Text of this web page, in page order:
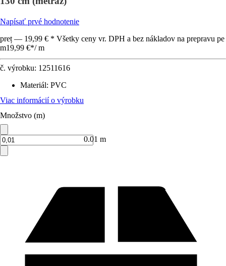
Napísať prvé hodnotenie
preț — 19,99 € * Všetky ceny vr. DPH a bez nákladov na prepravu pe
m19,99 €*/ m
č. výrobku: 12511616
Materiál: PVC
Viac informácií o výrobku
Množstvo (m)
0.01 m